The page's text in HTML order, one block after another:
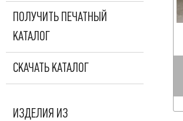
ПОЛУЧИТЬ ПЕЧАТНЫЙ
КАТАЛОГ
СКАЧАТЬ КАТАЛОГ
ИЗДЕЛИЯ ИЗ